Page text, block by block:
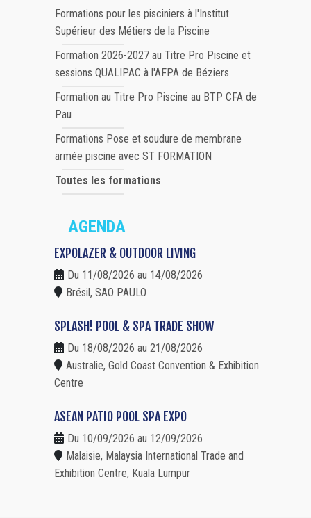
Formations pour les pisciniers à l'Institut
Supérieur des Métiers de la Piscine
Formation 2026-2027 au Titre Pro Piscine et
sessions QUALIPAC à l'AFPA de Béziers
Formation au Titre Pro Piscine au BTP CFA de
Pau
Formations Pose et soudure de membrane
armée piscine avec ST FORMATION
Toutes les formations
AGENDA
EXPOLAZER & OUTDOOR LIVING
Du 11/08/2026 au 14/08/2026
Brésil, SAO PAULO
SPLASH! POOL & SPA TRADE SHOW
Du 18/08/2026 au 21/08/2026
Australie, Gold Coast Convention & Exhibition
Centre
ASEAN PATIO POOL SPA EXPO
Du 10/09/2026 au 12/09/2026
Malaisie, Malaysia International Trade and
Exhibition Centre, Kuala Lumpur